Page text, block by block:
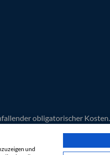
obligatorischer
im Preis berücksichtigt.
und